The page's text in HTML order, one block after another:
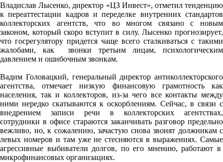
Владислав Лысенко, директор «ЦЗ Инвест», отметил тенденцию
к переаттестации кадров и переделке внутренних стандартов
коллекторских агентств, что во многом связано с новым
законом, который скоро вступит в силу. Лысенко прогнозирует,
что госрегулятору придется чаще всего сталкиваться с такими
жалобами, как звонки третьим лицам, психологическим
давлением и ошибочным звонкам.
Вадим Головацкий, генеральный директор антиколлекторского
агентства, отмечает низкую финансовую грамотность как
населения, так и коллекторов, из-за чего все контакты между
ними нередко скатываются к оскорблениям. Сейчас, в связи с
внедрением записи речи в коллекторских агентствах,
сотрудники в офисе стараются заканчивать разговор предельно
вежливо, но, к сожалению, зачастую снова звонят должникам с
левых номеров и там уже не стесняются в выражениях. Самые
агрессивные выбиватели долгов, по его мнению, работают в
микрофинансовых организациях.